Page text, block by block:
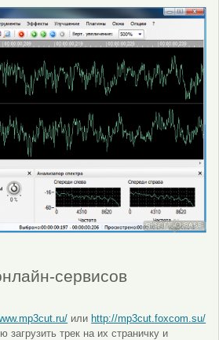
сервисов
или http://mp3cut.foxcom.su/
загрузить трек на их страничку и